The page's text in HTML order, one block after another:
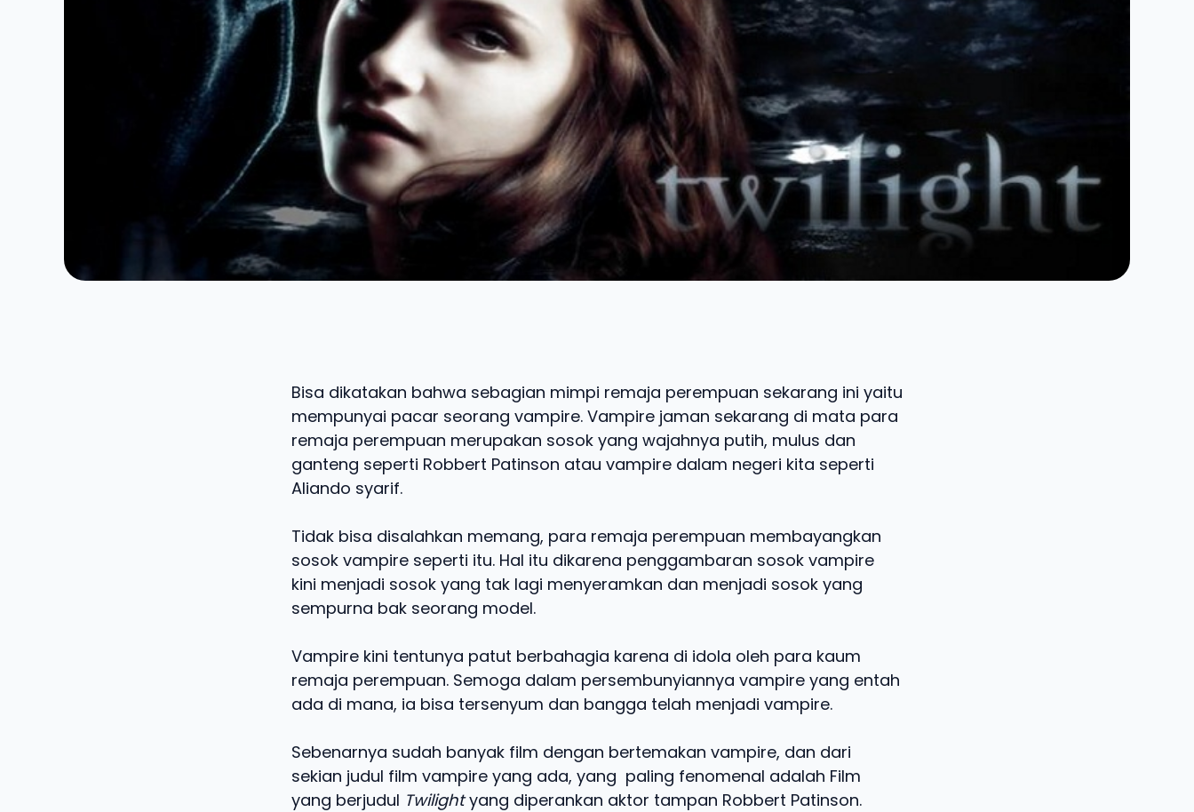
Bisa dikatakan bahwa sebagian mimpi remaja perempuan sekarang ini yaitu
mempunyai pacar seorang vampire. Vampire jaman sekarang di mata para
remaja perempuan merupakan sosok yang wajahnya putih, mulus dan
ganteng seperti Robbert Patinson atau vampire dalam negeri kita seperti
Aliando syarif.
Tidak bisa disalahkan memang, para remaja perempuan membayangkan
sosok vampire seperti itu. Hal itu dikarena penggambaran sosok vampire
kini menjadi sosok yang tak lagi menyeramkan dan menjadi sosok yang
sempurna bak seorang model.
Vampire kini tentunya patut berbahagia karena di idola oleh para kaum
remaja perempuan. Semoga dalam persembunyiannya vampire yang entah
ada di mana, ia bisa tersenyum dan bangga telah menjadi vampire.
Sebenarnya sudah banyak film dengan bertemakan vampire, dan dari
sekian judul film vampire yang ada, yang paling fenomenal adalah Film
yang berjudul Twilightyang diperankan aktor tampan Robbert Patinson.